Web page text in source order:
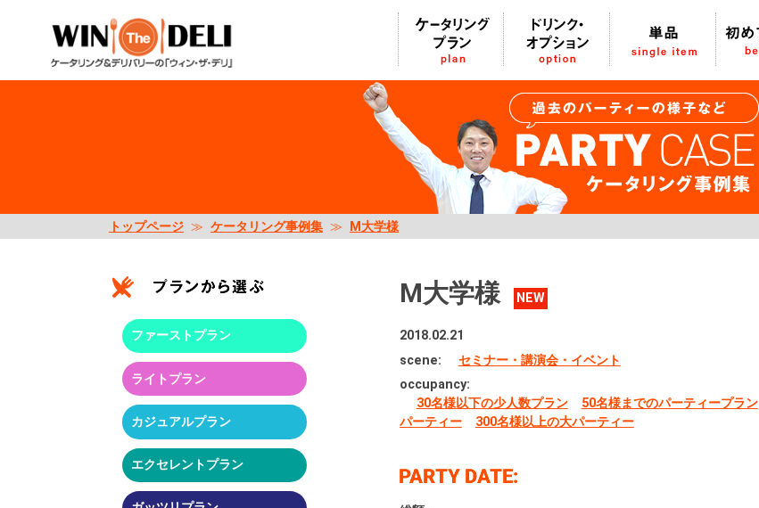
トップページ ≫ ケータリング事例集 ≫ M大学様
M大学様 NEW
2018.02.21
scene:
セミナー・講演会・イベント
occupancy:
30名様以下の少人数プラン
50名様までのパーティープラン
パーティー
300名様以上の大パーティー
ファーストプラン
ライトプラン
カジュアルプラン
エクセレントプラン